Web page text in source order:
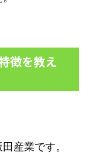
徴を教え
産業です。